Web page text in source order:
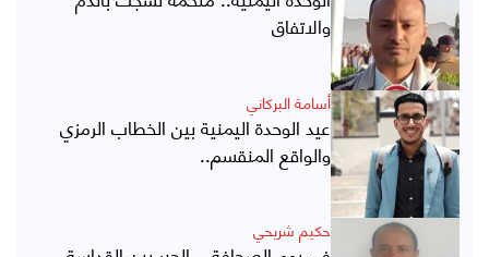
والاتفاق
أسامة البركاني
عيد الوحدة اليمنية بين الخطاب الرمزي
والواقع المنقسم..
حكيم شريحي